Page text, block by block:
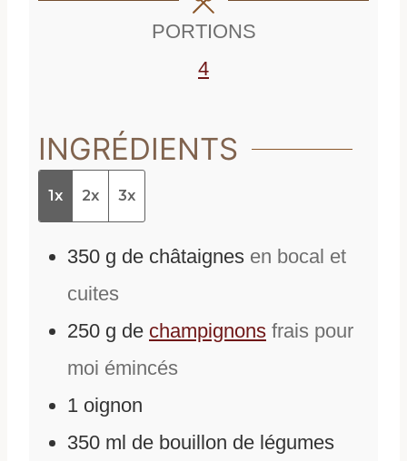
PORTIONS
4
INGRÉDIENTS
1x 2x 3x
350 g de châtaignes en bocal et
cuites
250 g de champignons frais pour
moi émincés
1 oignon
350 ml de bouillon de légumes